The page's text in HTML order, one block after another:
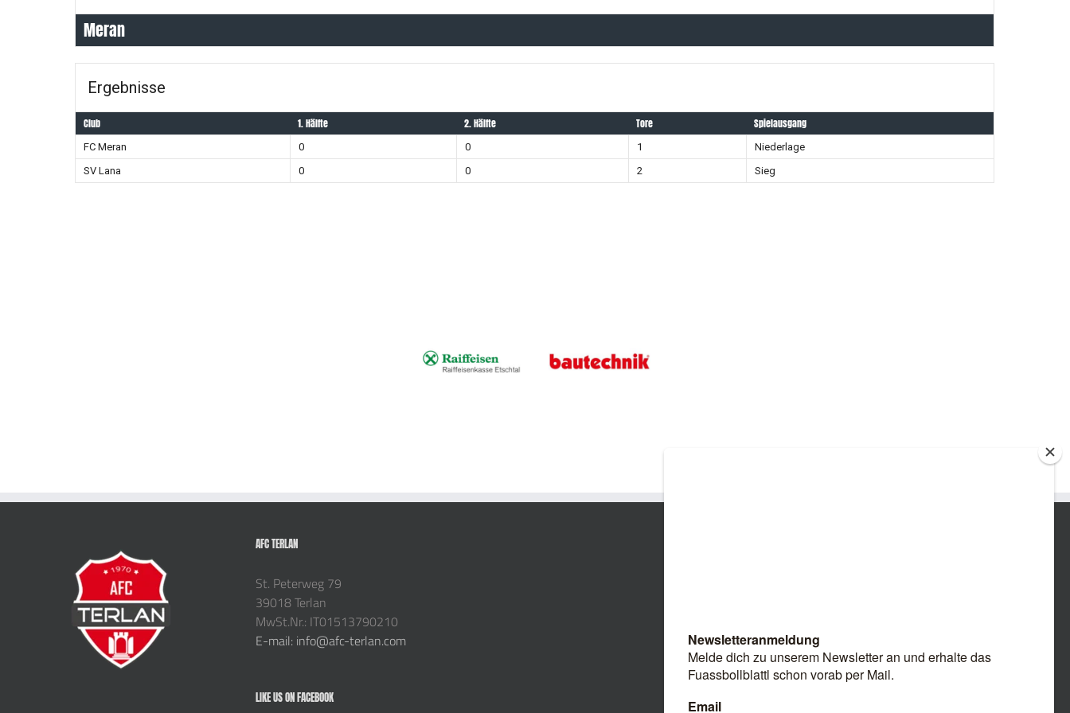
Meran
Ergebnisse
Club 1. Hälfte 2. Hälfte Tore Spielausgang
FC Meran 0 0 1
Niederlage
SV Lana
0 0 2 Sieg
AFC TERLAN
St. Peterweg 79
39018 Terlan
MwSt.Nr.: IT01513790210
E-mail: info@afc-terlan.com
LIKE US ON FACEBOOK